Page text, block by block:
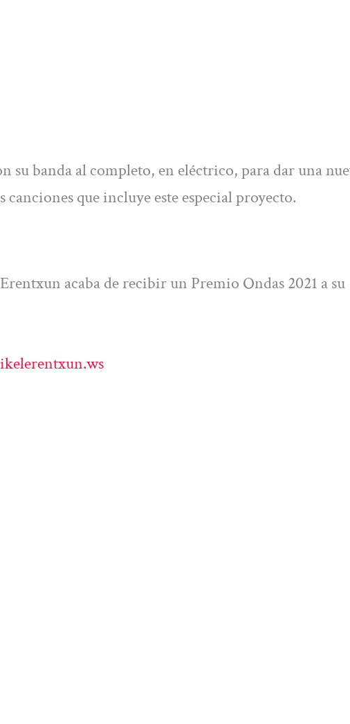
su banda al completo, en eléctrico, para dar una
que incluye este especial proyecto.
acaba de recibir un Premio Ondas 2021 a su